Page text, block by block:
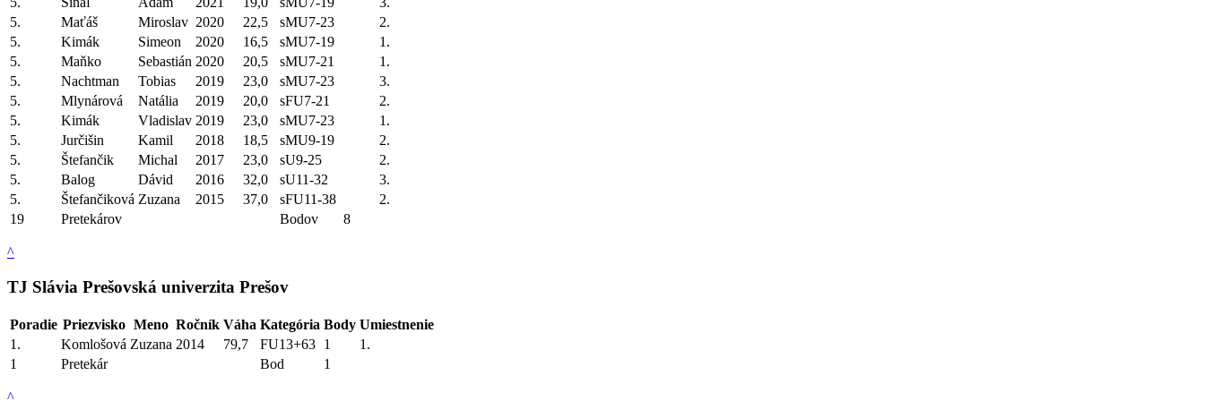
5.
Maťáš Miroslav 2020 22,5 sMU7-23
2.
5.
Kimák Simeon 2020 16,5 sMU7-19
1.
5.
Maňko Sebastián 2020 20,5 sMU7-21
1.
5.
Nachtman Tobias 2019 23,0 sMU7-23
3.
5.
Mlynárová Natália 2019 20,0 sFU7-21
2.
5.
Kimák Vladislav 2019 23,0 sMU7-23
1.
5.
Jurčišin Kamil 2018 18,5 sMU9-19
2.
5.
Štefančik Michal 2017 23,0 sU9-25
2.
5.
Balog Dávid 2016 32,0 sU11-32
3.
5.
Štefančiková Zuzana 2015 37,0 sFU11-38
2.
19
Pretekárov Bodov 8
^
TJ Slávia Prešovská univerzita Prešov
Poradie Priezvisko Meno Ročník Váha Kategória Body Umiestnenie
1.
Komlošová Zuzana 2014 79,7 FU13+63 1
1.
1
Pretekár Bod 1
^